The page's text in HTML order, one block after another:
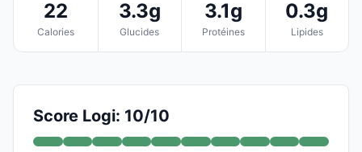
22
Calories
3.3g
Glucides
3.1g
Protéines
0.3g
Lipides
Score Logi: 10/10